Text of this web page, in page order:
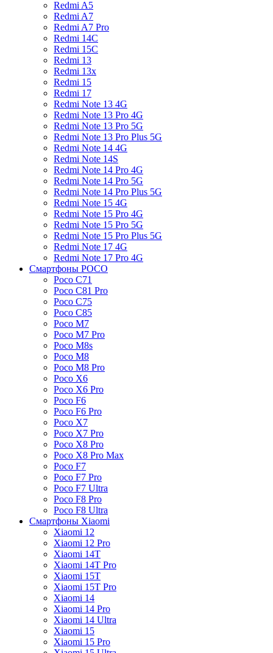
Redmi A5
Redmi A7
Redmi A7 Pro
Redmi 14C
Redmi 15C
Redmi 13
Redmi 13x
Redmi 15
Redmi 17
Redmi Note 13 4G
Redmi Note 13 Pro 4G
Redmi Note 13 Pro 5G
Redmi Note 13 Pro Plus 5G
Redmi Note 14 4G
Redmi Note 14S
Redmi Note 14 Pro 4G
Redmi Note 14 Pro 5G
Redmi Note 14 Pro Plus 5G
Redmi Note 15 4G
Redmi Note 15 Pro 4G
Redmi Note 15 Pro 5G
Redmi Note 15 Pro Plus 5G
Redmi Note 17 4G
Redmi Note 17 Pro 4G
Смартфоны POCO
Poco C71
Poco C81 Pro
Poco C75
Poco C85
Poco M7
Poco M7 Pro
Poco M8s
Poco M8
Poco M8 Pro
Poco X6
Poco X6 Pro
Poco F6
Poco F6 Pro
Poco X7
Poco X7 Pro
Poco X8 Pro
Poco X8 Pro Max
Poco F7
Poco F7 Pro
Poco F7 Ultra
Poco F8 Pro
Poco F8 Ultra
Смартфоны Xiaomi
Xiaomi 12
Xiaomi 12 Pro
Xiaomi 14T
Xiaomi 14T Pro
Xiaomi 15T
Xiaomi 15T Pro
Xiaomi 14
Xiaomi 14 Pro
Xiaomi 14 Ultra
Xiaomi 15
Xiaomi 15 Pro